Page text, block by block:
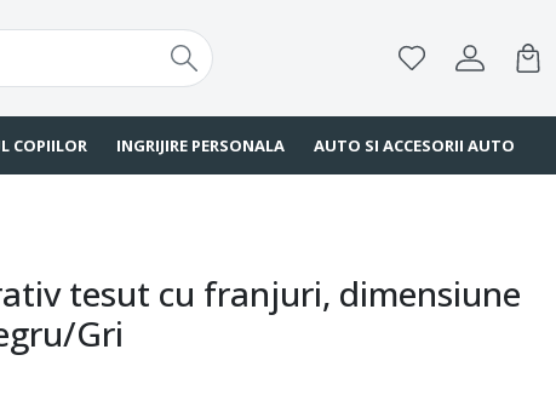
COPIILOR INGRIJIRE PERSONALA AUTO SI ACCESORII AUTO
tesut cu franjuri, dimensiune
Gri